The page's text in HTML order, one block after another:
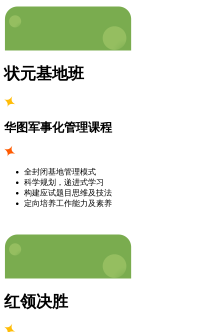
状元基地班
华图军事化管理课程
全封闭基地管理模式
科学规划，递进式学习
构建应试题目思维及技法
定向培养工作能力及素养
红领决胜